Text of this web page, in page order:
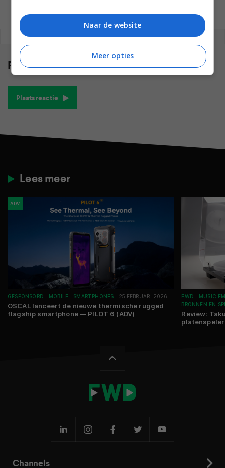
REAGEREN REACTIES (0)
Reacties(0)
Plaats reactie
Lees meer
ADV
GESPONSORD MOBILE SMARTPHONES 25 FEBRUARI 2026
OSCAL lanceert de nieuwe thermische rugged
flagship smartphone — PILOT 6 (ADV)
FWD
MUSIC
BRONNEN EN
Review:
Channels
Naar de website
Meer opties